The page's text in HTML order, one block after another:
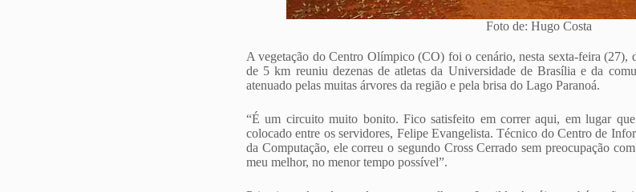
Foto de: Hugo Costa
A vegetação do Centro Olímpico (CO) foi o cenário, nesta sexta-feira (27),
de 5 km reuniu dezenas de atletas da Universidade de Brasília e da
atenuado pelas muitas árvores da região e pela brisa do Lago Paranoá.
“É um circuito muito bonito. Fico satisfeito em correr aqui, em lugar
colocado entre os servidores, Felipe Evangelista. Técnico do Centro de
da Computação, ele correu o segundo Cross Cerrado sem preocupação
meu melhor, no menor tempo possível”.